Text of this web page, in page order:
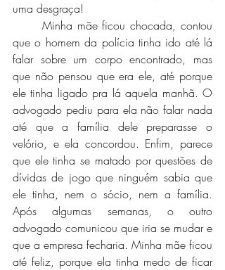
uma desgraça!
que o homem da polícia tinha ido até lá
falar sobre um corpo encontrado, mas
que não pensou que era ele, até porque
ele tinha ligado pra lá aquela manhã. O
advogado pediu para ela não falar nada
até que a família dele preparasse o
velório, e ela concordou. Enfim, parece
que ele tinha se matado por questões de
dívidas de jogo que ninguém sabia que
ele tinha, nem o sócio, nem a família.
Após algumas semanas, o outro
advogado comunicou que iria se mudar e
que a empresa fecharia. Minha mãe ficou
até feliz, porque ela tinha medo de ficar